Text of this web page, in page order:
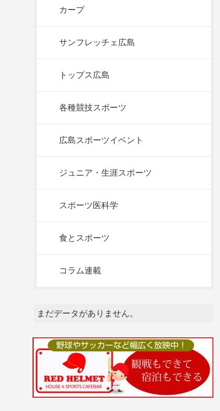
カープ
サンフレッチェ広島
トップス広島
各種競技スポーツ
広島スポーツイベント
ジュニア・生涯スポーツ
スポーツ医科学
食とスポーツ
コラム連載
まだデータがありません。